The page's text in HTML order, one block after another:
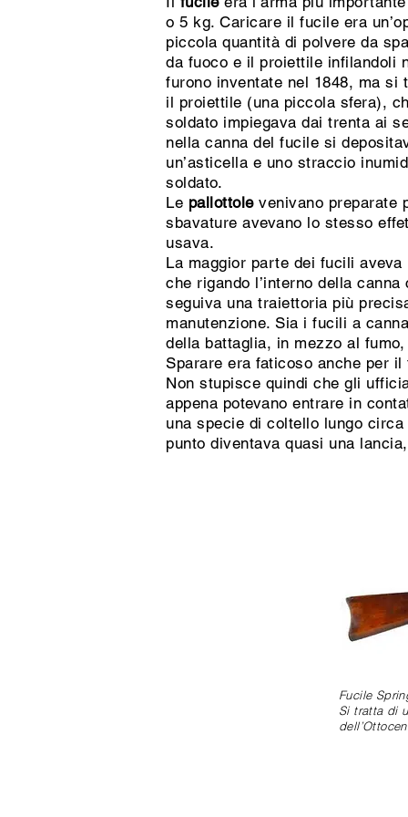
o 5 kg. Caricare il fucile era
piccola quantità di polvere da
da fuoco e il proiettile infilandoli
furono inventate nel 1848, ma
il proiettile (una piccola sfera),
soldato impiegava dai trenta ai
nella canna del fucile si
un’asticella e uno straccio
soldato.
Le pallottolevenivano preparate
sbavature avevano lo stesso
usava.
La maggior parte dei fucili
che rigando l’interno della
seguiva una traiettoria più
manutenzione. Sia i fucili a
della battaglia, in mezzo al
Sparare era faticoso anche per
Non stupisce quindi che gli
appena potevano entrare in
una specie di coltello lungo
punto diventava quasi una
Fucile
Si tratta di